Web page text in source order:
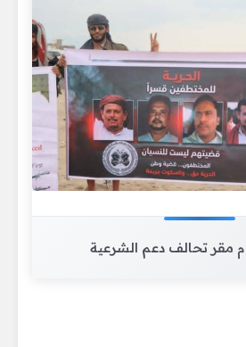
مقر تحالف دعم الشرعية